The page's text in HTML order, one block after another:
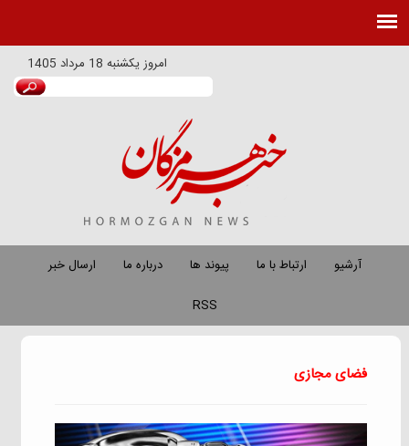
امروزيكشنبه 18 مرداد 1405
آرشیو ارتباط با ما پیوند ها درباره ما
ارسال خبر
RSS
فضای مجازی